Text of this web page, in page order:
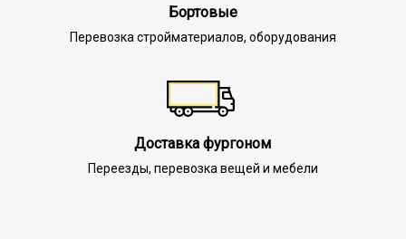
Бортовые
Перевозка стройматериалов, оборудования
Доставка фургоном
Переезды, перевозка вещей и мебели